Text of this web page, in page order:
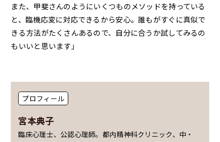
また、甲斐さんのようにいくつものメソッドを持っている
と、臨機応変に対応できるから安心。誰もがすぐに真似で
きる方法がたくさんあるので、自分に合うか試してみるの
もいいと思います」
プロフィール
宮本典子
臨床心理士、公認心理師。都内精神科クリニック、中・